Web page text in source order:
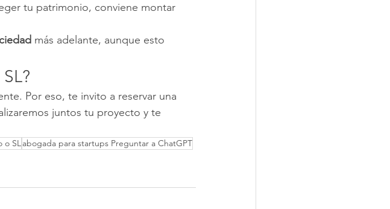
tu patrimonio, conviene montar
más adelante, aunque esto
Por eso, te invito a reservar una
juntos tu proyecto y te
o SLabogada para startups Preguntar a ChatGPT